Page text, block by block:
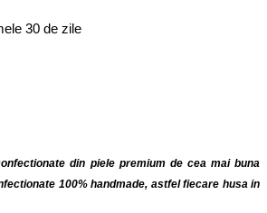
30 de zile
din piele premium de cea mai buna
100% handmade, astfel fiecare husa in